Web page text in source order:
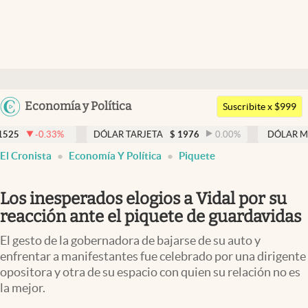
Argentina
Uruguay
Economía y Política
Members
Economía y Política
Finanzas y Mercados
Negocios
Columnistas
Otras secciones
Apertura
Suscribite x $999
% DÓLAR TARJETA $ 1976 0.00% DÓLAR MEP $
El Cronista Economía Y Política Piquete
Los inesperados elogios a Vidal por su
reacción ante el piquete de guardavidas
El gesto de la gobernadora de bajarse de su auto y
enfrentar a manifestantes fue celebrado por una dirigente
opositora y otra de su espacio con quien su relación no es
la mejor.